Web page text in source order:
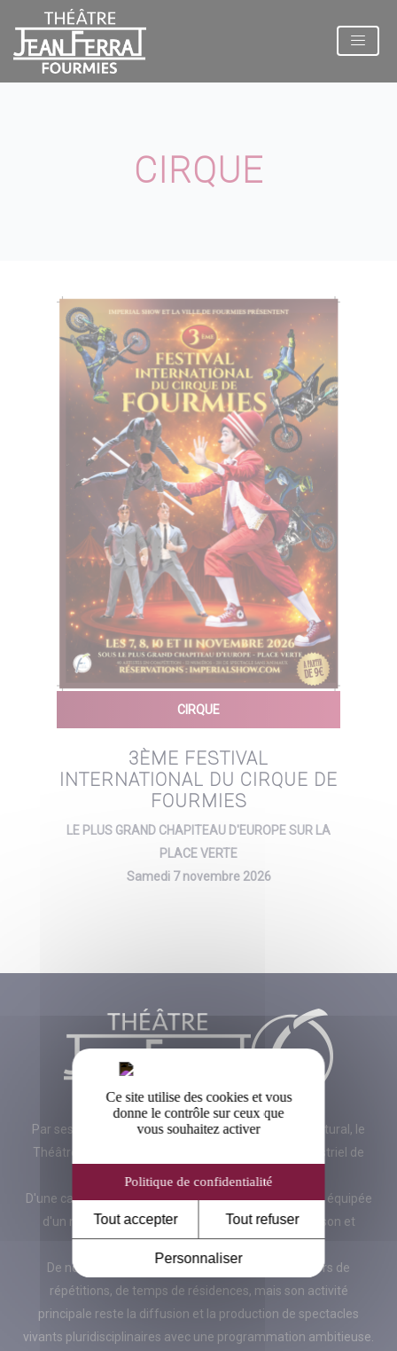
CIRQUE
CIRQUE
3ÈME FESTIVAL
INTERNATIONAL DU CIRQUE DE
FOURMIES
LE PLUS GRAND CHAPITEAU D'EUROPE SUR LA
PLACE VERTE
Samedi 7 novembre 2026
Par ses dimensions imposantes et son style architectural, le
Théâtre de Fourmies rappelle le glorieux passé industriel de
Fourmies.
D'une capacité de 450 places, la salle est entièrement équipée
d'un matériel performant en matière de diffusion son et
De nombreuses équipes artistiques s'y croisent lors de
répétitions, de temps de résidences, mais son activité
principale reste la diffusion et la production de spectacles
vivants pluridisciplinaires avec une programmation ambitieuse.
Panneau de gestion des cookies
Ce site utilise des cookies et vous
donne le contrôle sur ceux que
vous souhaitez activer
Politique de confidentialité
Tout accepter Tout refuser
Personnaliser